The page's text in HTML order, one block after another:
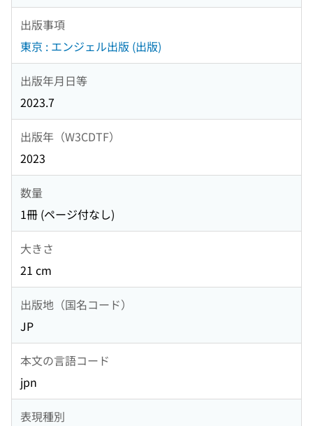
出版事項
東京 : エンジェル出版 (出版)
出版年月日等
2023.7
出版年（W3CDTF）
2023
数量
1冊 (ページ付なし)
大きさ
21 cm
出版地（国名コード）
JP
本文の言語コード
jpn
表現種別